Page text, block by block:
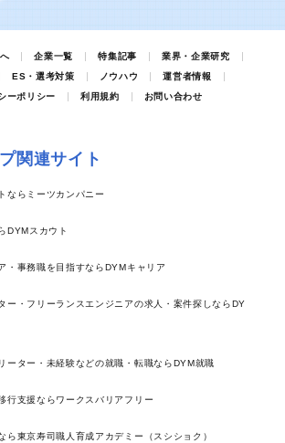
企業一覧 特集記事
業界・企業研究
ES・選考対策 ノウハウ
運営者情報
ーポリシー
利用規約 お問い合わせ
関連サイト
ならミーツカンパニー
DYMスカウト
・事務職を目指すならDYMキャリア
ー・フリーランスエンジニアの求人・案件探しならDY
ーター・未経験などの就職・転職ならDYM就職
行支援ならワークスバリアフリー
ら東京寿司職人育成アカデミー（スシショク）